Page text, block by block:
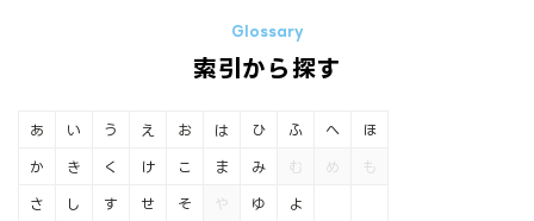
索引から探す
あ い う え お
か き く け こ
さ し す せ そ
は ひ ふ へ ほ
ま み む め も
や ゆ よ